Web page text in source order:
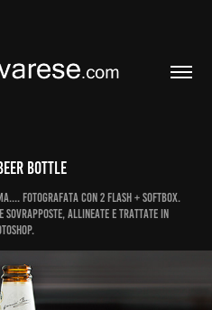
bottle
fotografata con 2 flash + softbox.
sovrapposte, allineate e trattate in